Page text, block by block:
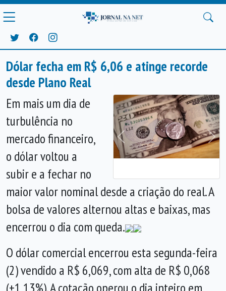
Dólar fecha em R$ 6,06 e atinge recorde
desde Plano Real
Anterior
Em mais um dia de
turbulência no
mercado financeiro,
o dólar voltou a
subir e a fechar no
maior valor nominal desde a criação do real. A
bolsa de valores alternou altas e baixas, mas
encerrou o dia com queda.
O dólar comercial encerrou esta segunda-feira
(2) vendido a R$ 6,069, com alta de R$ 0,068